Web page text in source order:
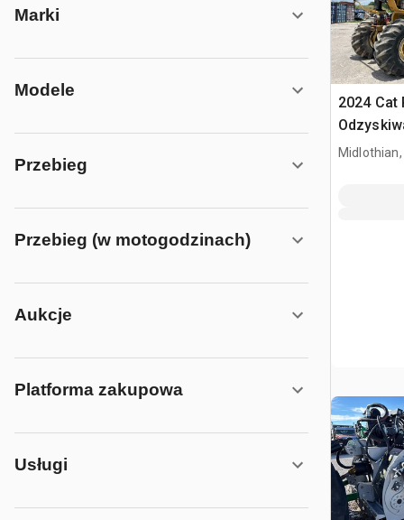
Marki
Modele
Przebieg
Przebieg (w motogodzinach)
Aukcje
Platforma zakupowa
Usługi
2024 Cat
gleby
Midlothian,